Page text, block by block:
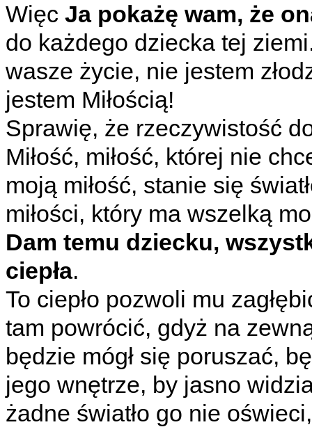
Więc Ja pokażę wam, że
do każdego dziecka tej
wasze życie, nie jestem
jestem Miłością!
Sprawię, że rzeczywistość
Miłość, miłość, której nie
moją miłość, stanie się
miłości, który ma wszelką
Dam temu dziecku,
ciepła.
To ciepło pozwoli mu
tam powrócić, gdyż na
będzie mógł się poruszać,
jego wnętrze, by jasno
żadne światło go nie